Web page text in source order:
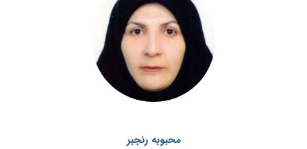
محبوبه رنجبر